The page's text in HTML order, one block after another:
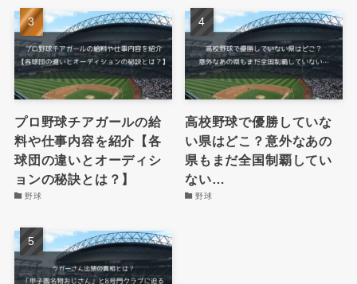
プロ野球チアガールの給
料や仕事内容を紹介【各
球団の違いとオーディシ
ョンの秘訣とは？】
野球
高校野球で優勝していな
い県はどこ？意外なあの
県もまだ全国制覇してい
ない…
野球